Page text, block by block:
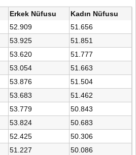
Erkek Nüfusu
Kadın Nüfusu
52.909
51.656
53.925
51.851
53.620
51.777
53.054
51.663
53.876
51.504
53.683
51.462
53.779
50.843
53.824
50.683
52.425
50.306
51.227
50.086